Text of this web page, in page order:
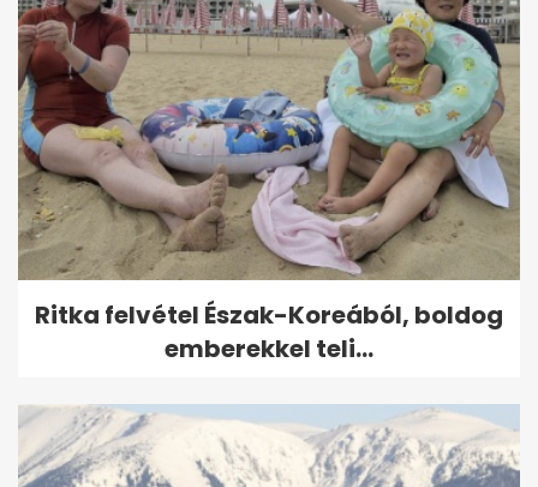
Ritka felvétel Észak-Koreából, boldog
emberekkel teli...